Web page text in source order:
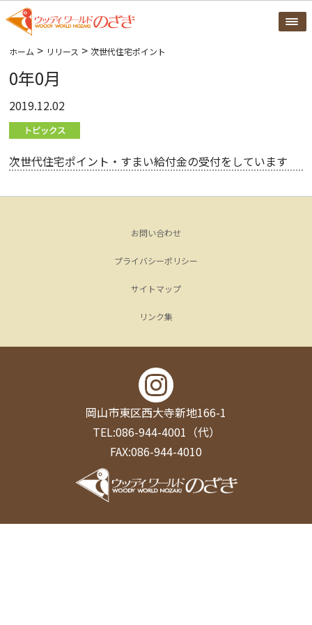
ホーム > リリース >次世代住宅ポイント
0年0月
2019.12.02
次世代住宅ポイント・すまい給付金の受付をしています
お問い合わせ
プライバシーポリシー
サイトマップ
リンク集
岡山市東区西大寺新地166-1
TEL:086-944-4001（代）
FAX:086-944-4010